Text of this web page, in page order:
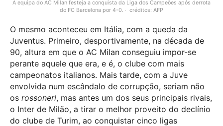
A equipa do AC Milan festeja a conquista da Liga dos Campeões após derrota
do FC Barcelona por 4-0.
créditos: AFP
O mesmo aconteceu em Itália, com a queda da
Juventus. Primeiro, desportivamente, na década de
90, altura em que o AC Milan conseguiu impor-se
perante aquele que era, e é, o clube com mais
campeonatos italianos. Mais tarde, com a Juve
envolvida num escândalo de corrupção, seriam não
os rossoneri, mas antes um dos seus principais rivais,
o Inter de Milão, a tirar o melhor proveito do declínio
do clube de Turim, ao conquistar cinco ligas